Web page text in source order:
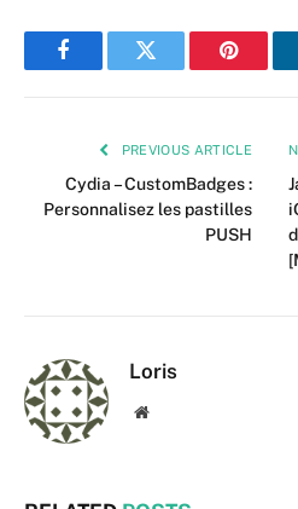
FacebookTwitter
PREVIOUS ARTICLE
Cydia – CustomBadges :
Personnalisez les pastilles
PUSH
Loris
Website